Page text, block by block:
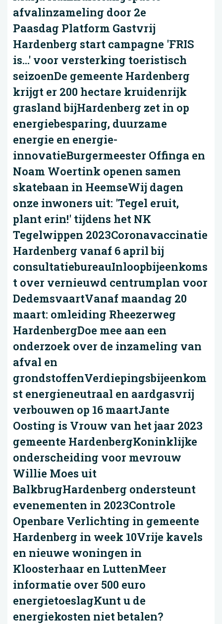
afvalinzameling door 2e
Paasdag Platform Gastvrij
Hardenberg start campagne 'FRIS
is...' voor versterking toeristisch
seizoenDe gemeente Hardenberg
krijgt er 200 hectare kruidenrijk
grasland bijHardenberg zet in op
energiebesparing, duurzame
energie en energie-
innovatieBurgermeester Offinga en
Noam Woertink openen samen
skatebaan in HeemseWij dagen
onze inwoners uit: 'Tegel eruit,
plant erin!' tijdens het NK
Tegelwippen 2023Coronavaccinatie
Hardenberg vanaf 6 april bij
consultatiebureauInloopbijeenkoms
t over vernieuwd centrumplan voor
DedemsvaartVanaf maandag 20
maart: omleiding Rheezerweg
HardenbergDoe mee aan een
onderzoek over de inzameling van
afval en
grondstoffenVerdiepingsbijeenkom
st energieneutraal en aardgasvrij
verbouwen op 16 maartJante
Oosting is Vrouw van het jaar 2023
gemeente HardenbergKoninklijke
onderscheiding voor mevrouw
Willie Moes uit
BalkbrugHardenberg ondersteunt
evenementen in 2023Controle
Openbare Verlichting in gemeente
Hardenberg in week 10Vrije kavels
en nieuwe woningen in
Kloosterhaar en LuttenMeer
informatie over 500 euro
energietoeslagKunt u de
energiekosten niet betalen?